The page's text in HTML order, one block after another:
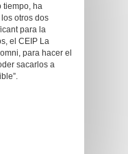
tiempo, ha
otros dos
para la
el CEIP La
para hacer el
sacarlos a